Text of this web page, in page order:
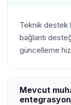
Teknik destek
bağlantı
güncelleme
Mevcut